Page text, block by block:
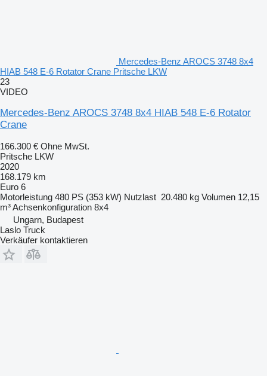
Mercedes-Benz AROCS 3748 8x4
HIAB 548 E-6 Rotator Crane Pritsche LKW
23
VIDEO
Mercedes-Benz AROCS 3748 8x4 HIAB 548 E-6 Rotator
Crane
166.300 € Ohne MwSt.
Pritsche LKW
2020
168.179 km
Euro 6
Motorleistung 480 PS (353 kW) Nutzlast 20.480 kg Volumen 12,15
m³Achsenkonfiguration 8x4
Ungarn, Budapest
Laslo Truck
Verkäufer kontaktieren